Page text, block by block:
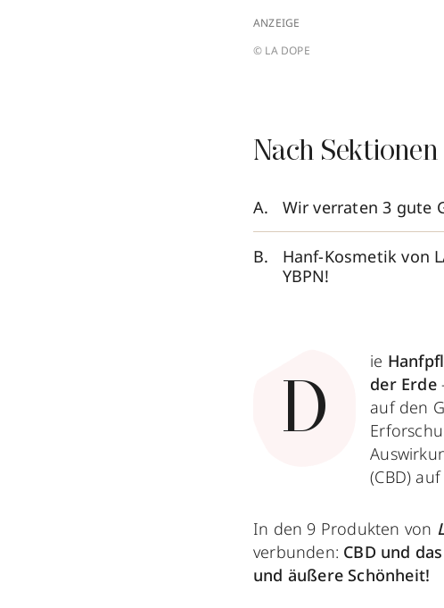
ANZEIGE
© LA DOPE
Nach Sektionen
Wir verraten 3 gute
Hanf-Kosmetik von
YBPN!
D
ie
der Erde
auf den
(CBD)
In den 9 Produkten von
verbunden: CBD und
und äußere Schönheit!